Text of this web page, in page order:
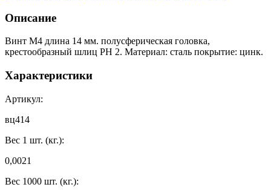
Описание
Винт М4 длина 14 мм. полусферическая головка,
крестообразный шлиц PH 2. Материал: сталь покрытие: цинк.
Характеристики
Артикул:
вц414
Вес 1 шт. (кг.):
0,0021
Вес 1000 шт. (кг.):